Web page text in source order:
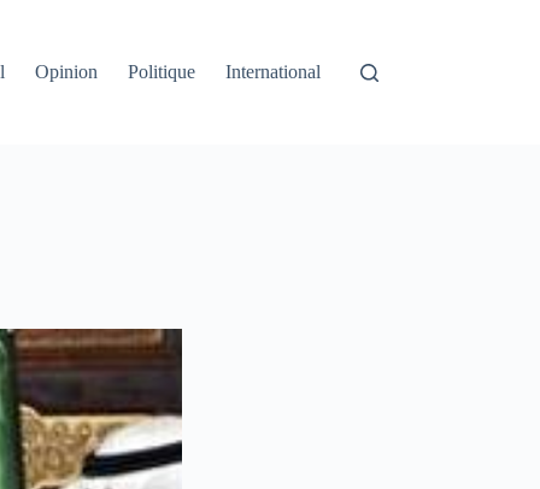
Opinion Politique International